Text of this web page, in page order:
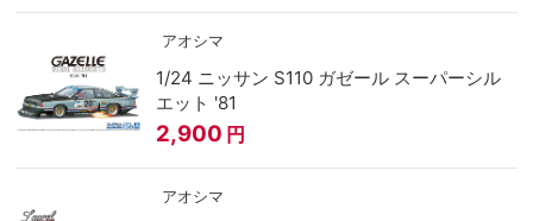
アオシマ
1/24 ニッサン S110 ガゼール スーパーシル
エット '81
2,900 円
アオシマ